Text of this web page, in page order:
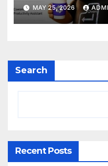
автономно
задачи
MAY 25, 2026
Search
Recent Posts